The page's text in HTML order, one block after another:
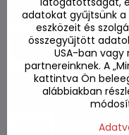
Rizs
Készleten
2720 Ft
adatokat gyűjtsünk a
eszközeit és
összegyűjtött
USA-ban
partnereinknek. A
kattintva Ön
alábbiakban